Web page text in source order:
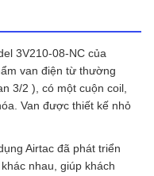
3V210-08-NC của
van điện từ thường
3/2 ), có một cuộn coil,
Van được thiết kế nhỏ
Airtac đã phát triển
nhau, giúp khách